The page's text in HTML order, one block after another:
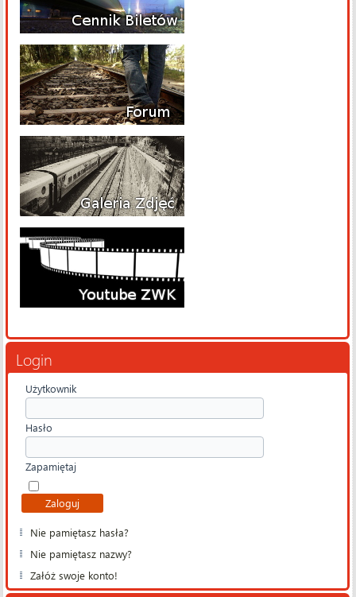
Login
Użytkownik
Hasło
Zapamiętaj
Nie pamiętasz hasła?
Nie pamiętasz nazwy?
Załóż swoje konto!